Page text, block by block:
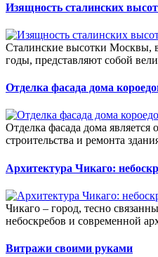
Изящность сталинских
Сталинские высотки Москвы,
годы, представляют собой
Отделка фасада дома
Отделка фасада дома
строительства и ремонта
Архитектура Чикаго:
Чикаго – город, тесно
небоскребов и современной
Витражи своими руками